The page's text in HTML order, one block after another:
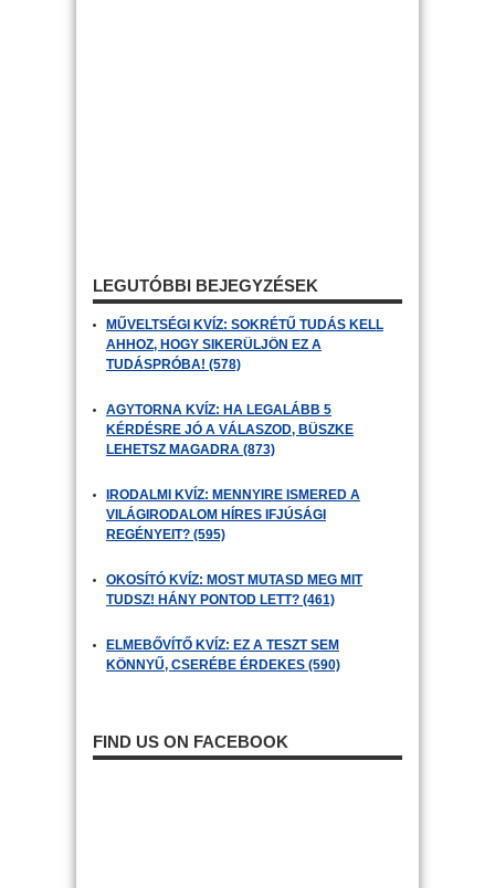
LEGUTÓBBI BEJEGYZÉSEK
MŰVELTSÉGI KVÍZ: SOKRÉTŰ TUDÁS KELL
AHHOZ, HOGY SIKERÜLJÖN EZ A
TUDÁSPRÓBA! (578)
AGYTORNA KVÍZ: HA LEGALÁBB 5
KÉRDÉSRE JÓ A VÁLASZOD, BÜSZKE
LEHETSZ MAGADRA (873)
IRODALMI KVÍZ: MENNYIRE ISMERED A
VILÁGIRODALOM HÍRES IFJÚSÁGI
REGÉNYEIT? (595)
OKOSÍTÓ KVÍZ: MOST MUTASD MEG MIT
TUDSZ! HÁNY PONTOD LETT? (461)
ELMEBŐVÍTŐ KVÍZ: EZ A TESZT SEM
KÖNNYŰ, CSERÉBE ÉRDEKES (590)
FIND US ON FACEBOOK